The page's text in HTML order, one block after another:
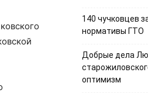
140 чучковцев
нормативы ГТО
Добрые дела
оптимизм